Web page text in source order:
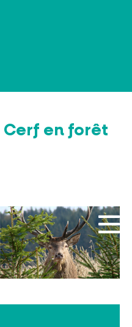
Cerf en forêt